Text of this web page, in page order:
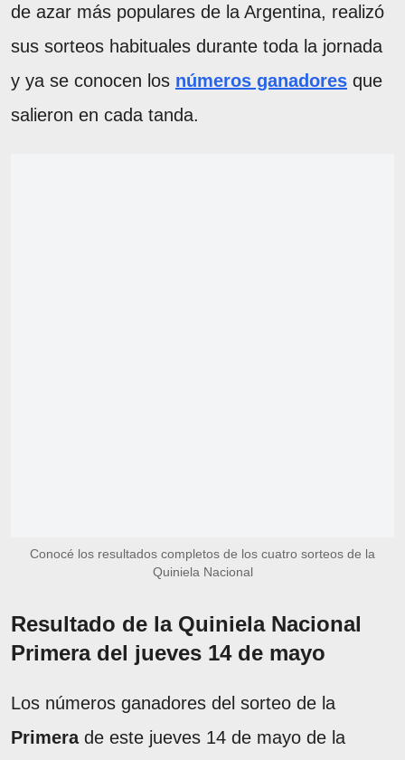
de azar más populares de la Argentina, realizó
sus sorteos habituales durante toda la jornada
y ya se conocen los números ganadores que
salieron en cada tanda.
Conocé los resultados completos de los cuatro sorteos de la
Quiniela Nacional
Resultado de la Quiniela Nacional
Primera del jueves 14 de mayo
Los números ganadores del sorteo de la
Primerade este jueves 14 de mayo de la